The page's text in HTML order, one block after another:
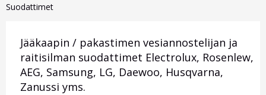
Suodattimet
Jääkaapin / pakastimen vesiannostelijan ja
raitisilman suodattimet Electrolux, Rosenlew,
AEG, Samsung, LG, Daewoo, Husqvarna,
Zanussi yms.